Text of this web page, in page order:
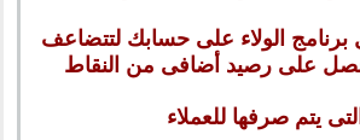
برنامج الولاء على حسابك لتتضاعف
على رصيد أضافى من النقاط
يتم صرفها للعملاء